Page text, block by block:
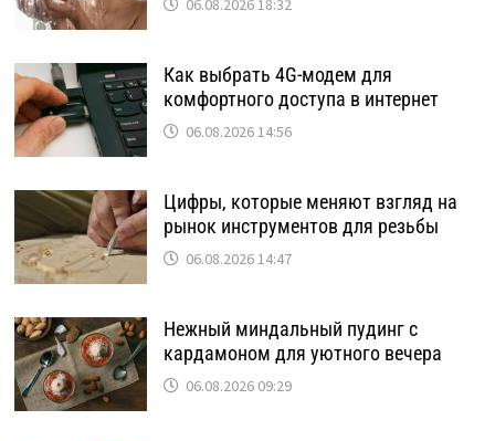
06.08.2026 18:32
Как выбрать 4G-модем для
комфортного доступа в интернет
06.08.2026 14:56
Цифры, которые меняют взгляд на
рынок инструментов для резьбы
06.08.2026 14:47
Нежный миндальный пудинг с
кардамоном для уютного вечера
06.08.2026 09:29